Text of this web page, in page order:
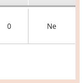
0 Ne